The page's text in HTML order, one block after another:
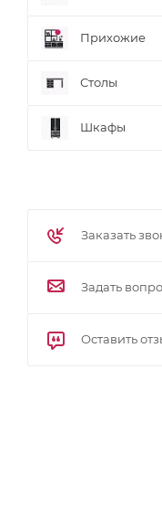
Прихожие
Столы
Шкафы
Заказать
Задать
Оставить